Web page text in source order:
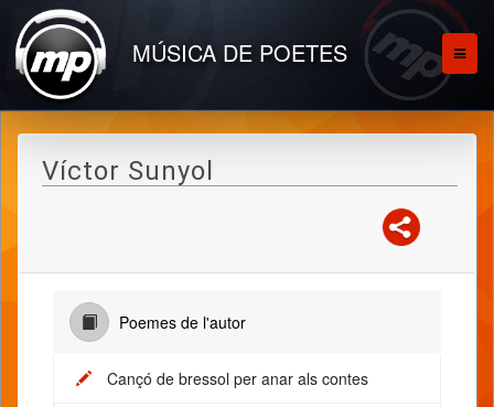
MÚSICA DE POETES
Víctor Sunyol
Poemes de l'autor
Cançó de bressol per anar als contes